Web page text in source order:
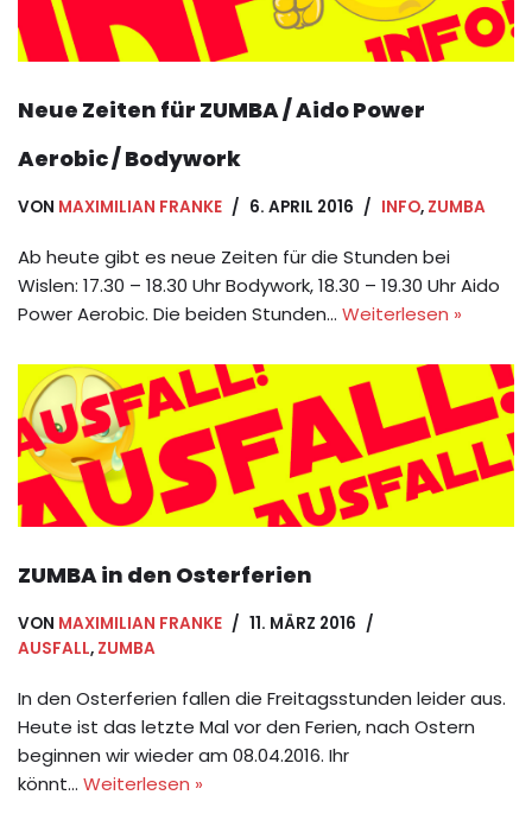
Neue Zeiten für ZUMBA / Aido Power
Aerobic / Bodywork
VON MAXIMILIAN FRANKE 6. APRIL 2016 INFO, ZUMBA
Ab heute gibt es neue Zeiten für die Stunden bei
Wislen: 17.30 – 18.30 Uhr Bodywork, 18.30 – 19.30 Uhr Aido
Power Aerobic. Die beiden Stunden… Weiterlesen »
ZUMBA in den Osterferien
VON MAXIMILIAN FRANKE
11. MÄRZ 2016
AUSFALL, ZUMBA
In den Osterferien fallen die Freitagsstunden leider aus.
Heute ist das letzte Mal vor den Ferien, nach Ostern
beginnen wir wieder am 08.04.2016. Ihr
könnt… Weiterlesen »